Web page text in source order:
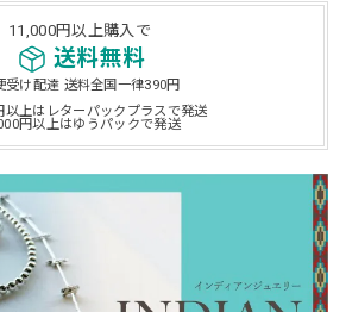
11,000円以上購入で
送料無料
受け配達 送料全国一律390円
以上はレターパックプラスで発送
円以上はゆうパックで発送